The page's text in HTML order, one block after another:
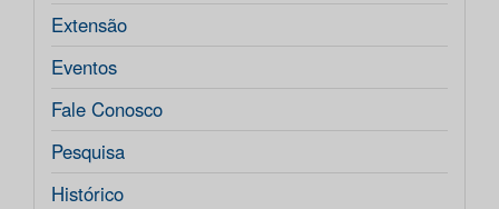
Extensão
Eventos
Fale Conosco
Pesquisa
Histórico